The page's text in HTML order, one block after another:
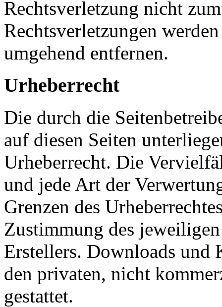
Rechtsverletzung nicht
Rechtsverletzungen
umgehend entfernen.
Urheberrecht
Die durch die
auf diesen Seiten
Urheberrecht. Die
und jede Art der
Grenzen des
Zustimmung des
Erstellers. Downloads und
den privaten, nicht
gestattet.